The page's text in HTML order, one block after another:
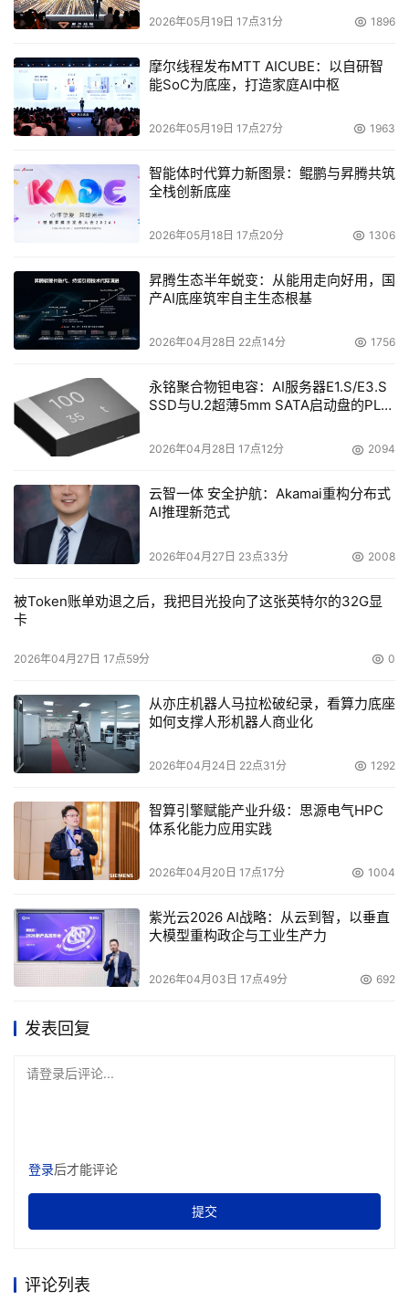
里，这种方式还能提高速度，简化关键备份工作。简而言
我们再用刚才的餐厅打个比方，SAN就相当于烹饪美味
佳肴的厨房，它不管食客点了牛排、鲜鱼、鸡肉还是蔬菜。
食客需要的一切厨房里都有，只要让跑堂按照点菜单的顺序
传菜。用NAS完成同样任务需要为每份菜准备一个厨房，或
者为每位跑堂服务的几桌客人准备一个厨房。跑堂必须先让
食客点菜，再跑到厨房里自己烹饪。而烹饪其实不应该是跑
堂做的工作。知道了这一点，就明白NAS并不适合每种存储
NAS并不适合某些场合。
适当的部署SAN解决方案，能减轻本地服务器的负担，
快信息传到用户手上的速度。网络不再因IP流量过大而导致
拥挤。将存储与服务器隔离简化了存储管理，用户不用再管
理各种LAN或WAN存储设备，能够统一、集中的管理各种
SAN还能使存储更为高效。在通常的网络中，可能一个
服务器可用空间已用完，而另一服务器却还有几个GB的可
器都享有访问组织内部所有存储空间的同等权利。它还提供
集中式管理存储空间的能力。这一方法能降低文件冗余度，
因为某一文件只会存储在企业整个存储空间的一个地方，而
SAN的另一优势在于它让存储过程变成一黑箱操作。它
屏蔽系统的硬件，能让您同时采用不同厂商的存储设备，免
除只能选择一家厂商的存储设备的尴尬。SAN在经济性方面
的竞争力也很明显，当有新需求时，您可以选择最好的产品
（和最好的交易）。这才是真正的存储虚拟化。这使得企业
能经常分析其IT存储组合，最优化它们的存储投资。
这一技术还能让您保护已有投资，不用象NAS更新时必
须丢弃旧的NAS。您可以根据需要增加或替换存储单元，很
便捷的就把它们融入您的SAN策略中。
对于那些习惯使用NAS的用户来说，SAN价格过高。此外，
用户从没有充分发挥SAN的作用，只是把它作为基本的备份
补，混合使用。
2026年05月19日 17点31分 1896
摩尔线程发布MTT AICUBE：以自研智
能SoC为底座，打造家庭AI中枢
2026年05月19日 17点27分 1963
智能体时代算力新图景：鲲鹏与昇腾共筑
全栈创新底座
2026年05月18日 17点20分 1306
昇腾生态半年蜕变：从能用走向好用，国
产AI底座筑牢自主生态根基
2026年04月28日 22点14分 1756
永铭聚合物钽电容：AI服务器E1.S/E3.S
SSD与U.2超薄5mm SATA启动盘的PLP
2026年04月28日 17点12分 2094
云智一体 安全护航：Akamai重构分布式
AI推理新范式
2026年04月27日 23点33分 2008
被Token账单劝退之后，我把目光投向了这张英特尔的32G显
卡
2026年04月27日 17点59分 0
从亦庄机器人马拉松破纪录，看算力底座
如何支撑人形机器人商业化
2026年04月24日 22点31分 1292
智算引擎赋能产业升级：思源电气HPC
体系化能力应用实践
2026年04月20日 17点17分 1004
紫光云2026 AI战略：从云到智，以垂直
大模型重构政企与工业生产力
2026年04月03日 17点49分 692
发表回复
请登录后评论...
登录后才能评论
提交
评论列表